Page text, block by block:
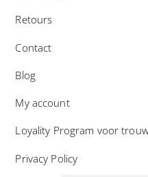
Retours
Contact
Blog
My account
Loyality Program voor
Privacy Policy